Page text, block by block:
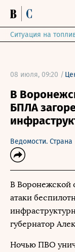
Ситуация на
08 июля, 09:20 /
В
БПЛА
Ведомости. Страна
В Воронежской
атаки
губернатор
Ночью ПВО